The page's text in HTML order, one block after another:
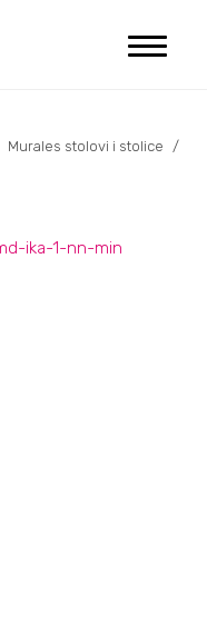
Murales stolovi i stolice /